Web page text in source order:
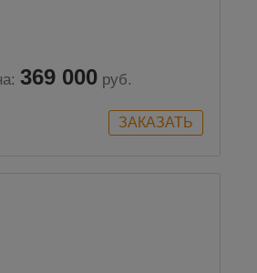
369 000 руб.